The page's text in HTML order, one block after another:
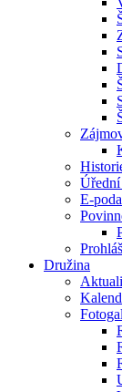
Úřední
E-
Družina